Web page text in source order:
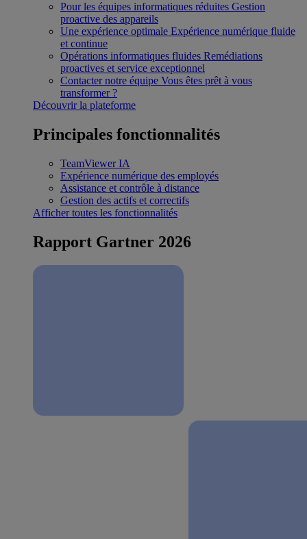
Pour les équipes informatiques réduites Gestion
proactive des appareils
Une expérience optimale Expérience numérique fluide
et continue
Opérations informatiques fluides Remédiations
proactives et service exceptionnel
Contacter notre équipe Vous êtes prêt à vous
transformer ?
Découvrir la plateforme
Principales fonctionnalités
TeamViewer IA
Expérience numérique des employés
Assistance et contrôle à distance
Gestion des actifs et correctifs
Afficher toutes les fonctionnalités
Rapport Gartner 2026